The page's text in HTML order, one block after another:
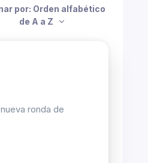
por: Orden alfabético
de A a Z
ronda de